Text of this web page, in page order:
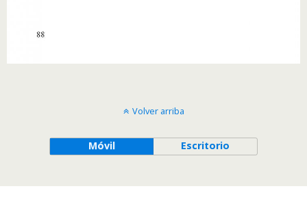
Volver arriba
Móvil Escritorio